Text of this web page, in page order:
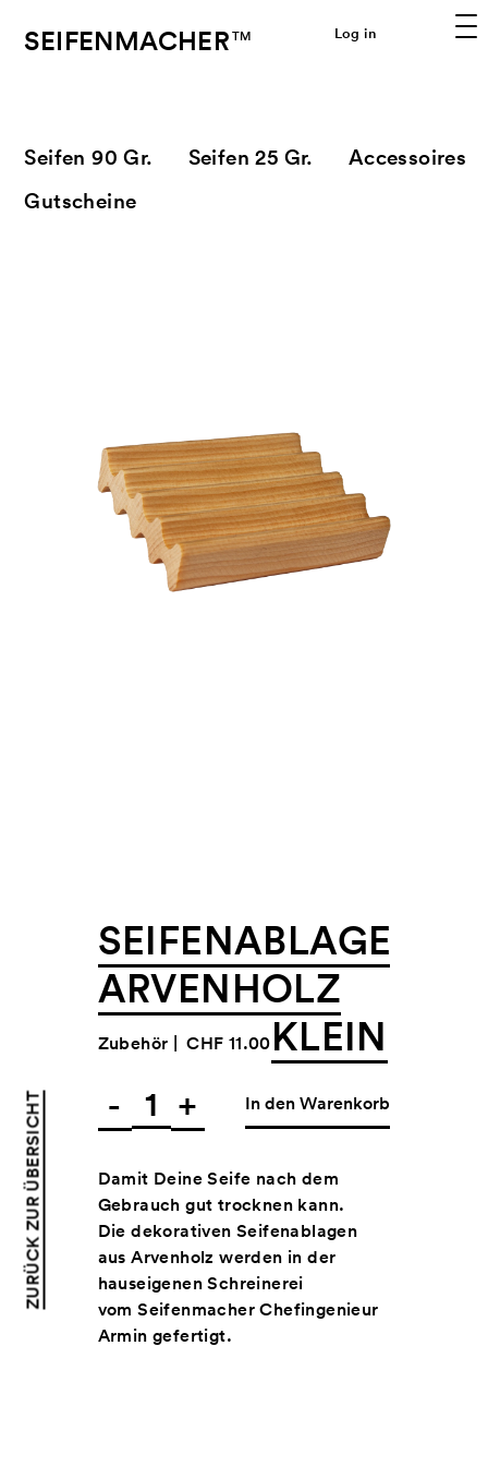
SEIFENMACHERTM
Seifen 90 Gr. Seifen 25 Gr.
Accessoires
Gutscheine
Log in
SEIFENABLAGE
ARVENHOLZ
KLEIN
Zubehör | CHF 11.00
- + In den Warenkorb
Damit Deine Seife nach dem
Gebrauch gut trocknen kann.
Die dekorativen Seifenablagen
aus Arvenholz werden in der
hauseigenen Schreinerei
vom Seifenmacher Chefingenieur
Armin gefertigt.
ZURÜCK ZUR ÜBERSICHT